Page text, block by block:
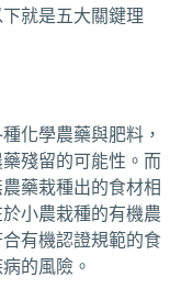
就是五大關鍵理
化學農藥與肥料，
殘留的可能性。而
藥栽種出的食材相
小農栽種的有機農
有機認證規範的食
的風險。